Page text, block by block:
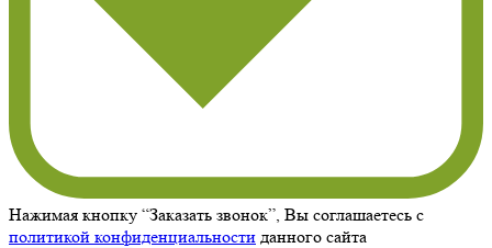
Нажимая кнопку “Заказать звонок”, Вы соглашаетесь с
политикой конфиденциальности данного сайта